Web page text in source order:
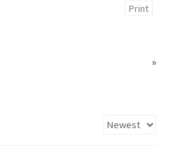
Print
»